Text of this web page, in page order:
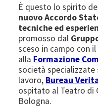
È questo lo spirito
nuovo Accordo
tecniche ed
promosso dal
sceso in campo con
alla Formazione
società specializzate
lavoro, Bureau
ospitato al Teatro di
Bologna.